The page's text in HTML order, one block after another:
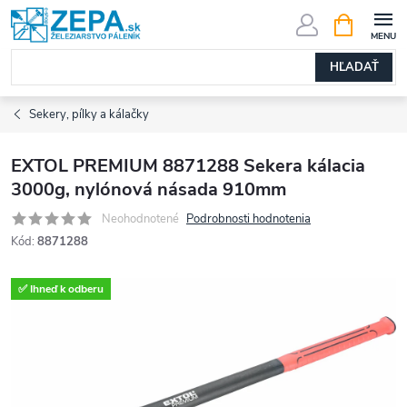
Prejsť
na
obsah
HĽADAŤ
KOŠÍK
Sekery, pílky a kálačky
EXTOL PREMIUM 8871288 Sekera kálacia
3000g, nylónová násada 910mm
Neohodnotené Podrobnosti hodnotenia
Kód: 8871288
✅ Ihneď k odberu